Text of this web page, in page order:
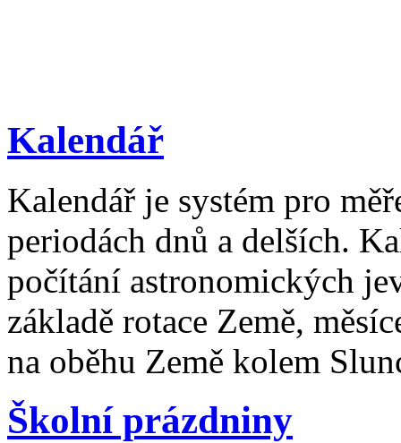
Kalendář
Kalendář je systém pro
periodách dnů a delších.
počítání astronomických
základě rotace Země,
na oběhu Země kolem
Školní prázdniny